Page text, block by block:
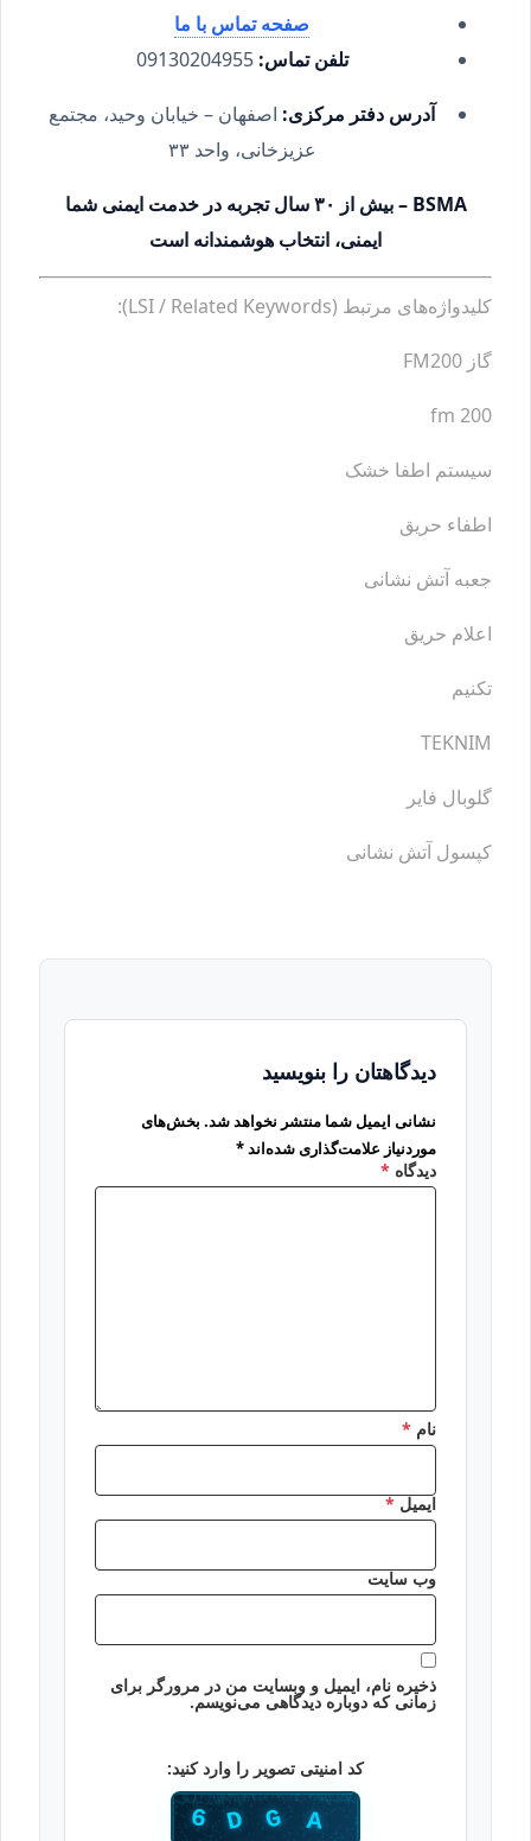
صفحه تماس با ما
تلفن تماس:09130204955
آدرس دفتر مرکزی:اصفهان – خیابان وحید، مجتمع
عزیزخانی، واحد ۳۳
BSMA – بیش از ۳۰ سال تجربه در خدمت ایمنی شما
ایمنی، انتخاب هوشمندانه است
کلیدواژه‌های مرتبط (LSI / Related Keywords):
گاز FM200
fm 200
سیستم اطفا خشک
اطفاء حریق
جعبه آتش نشانی
اعلام حریق
تکنیم
TEKNIM
گلوبال فایر
کپسول آتش نشانی
دیدگاهتان را بنویسید
نشانی ایمیل شما منتشر نخواهد شد. بخش‌های
موردنیاز علامت‌گذاری شده‌اند*
دیدگاه *
نام *
ایمیل*
وب‌ سایت
ذخیره نام، ایمیل و وبسایت من در مرورگر برای
زمانی که دوباره دیدگاهی می‌نویسم.
کد امنیتی تصویر را وارد کنید: